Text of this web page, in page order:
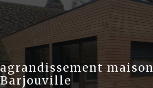
agrandissement maison
Barjouville
Panneau de gestion des cookies